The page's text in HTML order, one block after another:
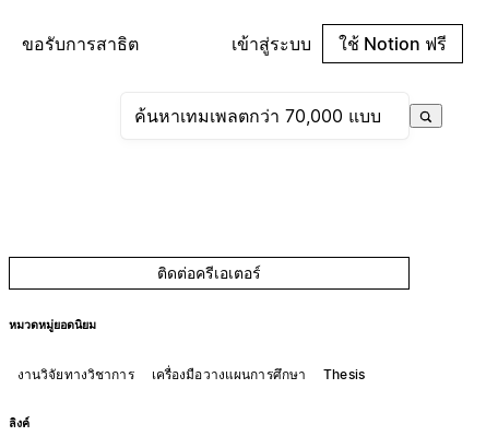
ขอรับการสาธิต เข้าสู่ระบบ ใช้ Notion ฟรี
ติดต่อครีเอเตอร์
หมวดหมู่ยอดนิยม
งานวิจัยทางวิชาการ เครื่องมือวางแผนการศึกษา Thesis
ลิงค์